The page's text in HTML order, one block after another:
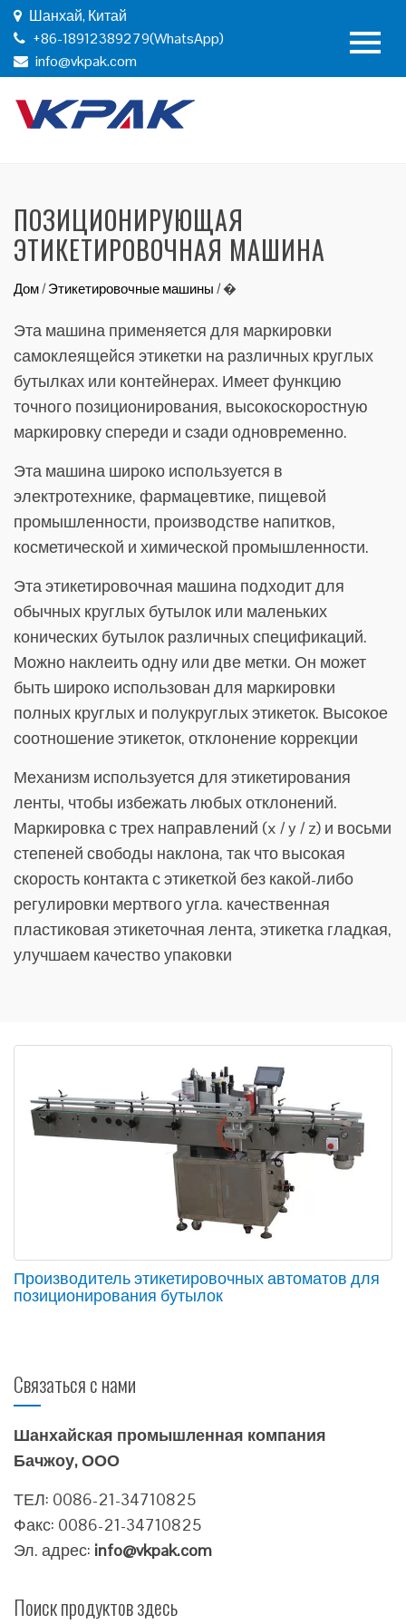
Шанхай, Китай
+86-18912389279(WhatsApp)
info@vkpak.com
ПОЗИЦИОНИРУЮЩАЯ
ЭТИКЕТИРОВОЧНАЯ МАШИНА
Дом/Этикетировочные машины /�
Эта машина применяется для маркировки
самоклеящейся этикетки на различных круглых
бутылках или контейнерах. Имеет функцию
точного позиционирования, высокоскоростную
маркировку спереди и сзади одновременно.
Эта машина широко используется в
электротехнике, фармацевтике, пищевой
промышленности, производстве напитков,
косметической и химической промышленности.
Эта этикетировочная машина подходит для
обычных круглых бутылок или маленьких
конических бутылок различных спецификаций.
Можно наклеить одну или две метки. Он может
быть широко использован для маркировки
полных круглых и полукруглых этикеток. Высокое
соотношение этикеток, отклонение коррекции
Механизм используется для этикетирования
ленты, чтобы избежать любых отклонений.
Маркировка с трех направлений (x / y / z) и восьми
степеней свободы наклона, так что высокая
скорость контакта с этикеткой без какой-либо
регулировки мертвого угла. качественная
пластиковая этикеточная лента, этикетка гладкая,
улучшаем качество упаковки
Производитель этикетировочных автоматов для
позиционирования бутылок
Связаться с нами
Шанхайская промышленная компания
Бачжоу, ООО
ТЕЛ: 0086-21-34710825
Факс: 0086-21-34710825
Эл. адрес: info@vkpak.com
Поиск продуктов здесь